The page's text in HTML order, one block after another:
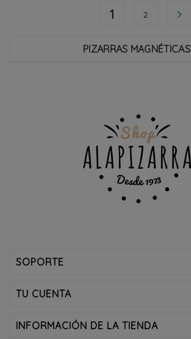
1 2 
PIZARRAS MAGNÉTICAS
SOPORTE
TU CUENTA
INFORMACIÓN DE LA TIENDA